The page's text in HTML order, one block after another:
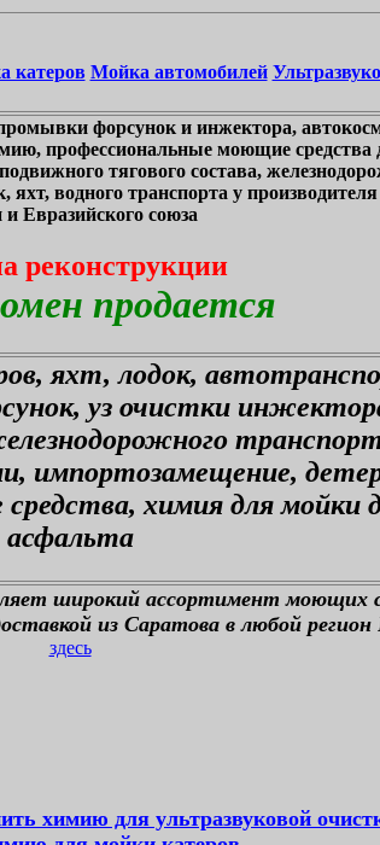
катеров Мойка автомобилей
форсунок и инжектора,
профессиональные моющие средства
тягового состава,
водного транспорта у
и Евразийского союза
реконструкции
продается
яхт, лодок,
уз очистки
импортозамещение,
химия для мойки
асфальта
широкий ассортимент моющих
из Саратова в любой регион
здесь
химию для ультразвуковой